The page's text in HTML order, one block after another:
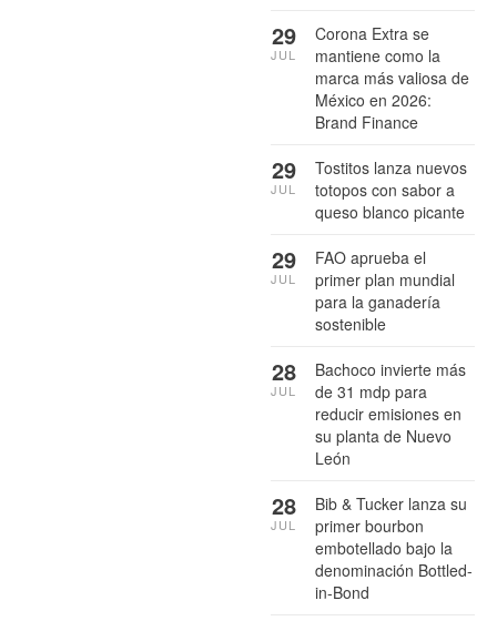
Corona Extra se
mantiene como la
marca más valiosa de
México en 2026:
Brand Finance
29
JUL
Tostitos lanza nuevos
totopos con sabor a
queso blanco picante
29
JUL
FAO aprueba el
primer plan mundial
para la ganadería
sostenible
29
JUL
Bachoco invierte más
de 31 mdp para
reducir emisiones en
su planta de Nuevo
León
28
JUL
Bib & Tucker lanza su
primer bourbon
embotellado bajo la
denominación Bottled-
in-Bond
28
JUL